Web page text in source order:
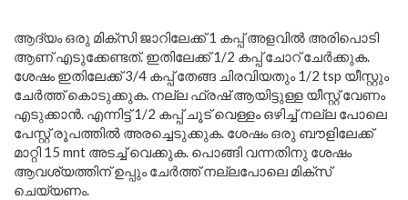
ആദ്യം ഒരു മിക്സി ജാറിലേക്ക് 1 കപ്പ് അളവിൽ അരിപൊടി
ആണ് എടുക്കേണ്ടത്. ഇതിലേക്ക് 1/2 കപ്പ് ചോറ് ചേർക്കുക.
ശേഷം ഇതിലേക്ക് 3/4 കപ്പ് തേങ്ങ ചിരവിയതും 1/2 tsp യീസ്റ്റും
ചേർത്ത് കൊടുക്കുക. നല്ല ഫ്രഷ് ആയിട്ടുള്ള യീസ്റ്റ് വേണം
എടുക്കാൻ. എന്നിട്ട് 1/2 കപ്പ് ചൂട് വെള്ളം ഒഴിച്ച് നല്ല പോലെ
പേസ്റ്റ് രൂപത്തിൽ അരച്ചെടുക്കുക. ശേഷം ഒരു ബൗളിലേക്ക്
മാറ്റി 15 mnt അടച്ച്‌ വെക്കുക. പൊങ്ങി വന്നതിനു ശേഷം
ആവശ്യത്തിന് ഉപ്പും ചേർത്ത് നല്ലപോലെ മിക്സ്
ചെയ്യണം.